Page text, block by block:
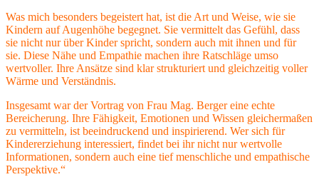
Was mich besonders begeistert hat, ist die Art und Weise, wie sie
Kindern auf Augenhöhe begegnet. Sie vermittelt das Gefühl, dass
sie nicht nur über Kinder spricht, sondern auch mit ihnen und für
sie. Diese Nähe und Empathie machen ihre Ratschläge umso
wertvoller. Ihre Ansätze sind klar strukturiert und gleichzeitig voller
Wärme und Verständnis.
Insgesamt war der Vortrag von Frau Mag. Berger eine echte
Bereicherung. Ihre Fähigkeit, Emotionen und Wissen gleichermaßen
zu vermitteln, ist beeindruckend und inspirierend. Wer sich für
Kindererziehung interessiert, findet bei ihr nicht nur wertvolle
Informationen, sondern auch eine tief menschliche und empathische
Perspektive.“